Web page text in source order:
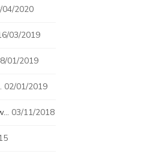
04/2020
03/2019
01/2019
02/01/2019
03/11/2018